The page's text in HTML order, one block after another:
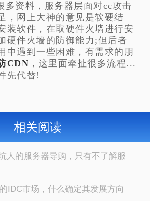
多资料，服务器层面对cc攻击
，网上大神的意见是软硬结
装软件，在取硬件火墙进行安
硬件火墙的防御能力;但后者
中遇到一些困难，有需求的朋
CDN ，这里面牵扯很多流程...
先代替!
相关阅读
人的服务器导购，只有不了解服
IDC市场，什么确定其发展方向